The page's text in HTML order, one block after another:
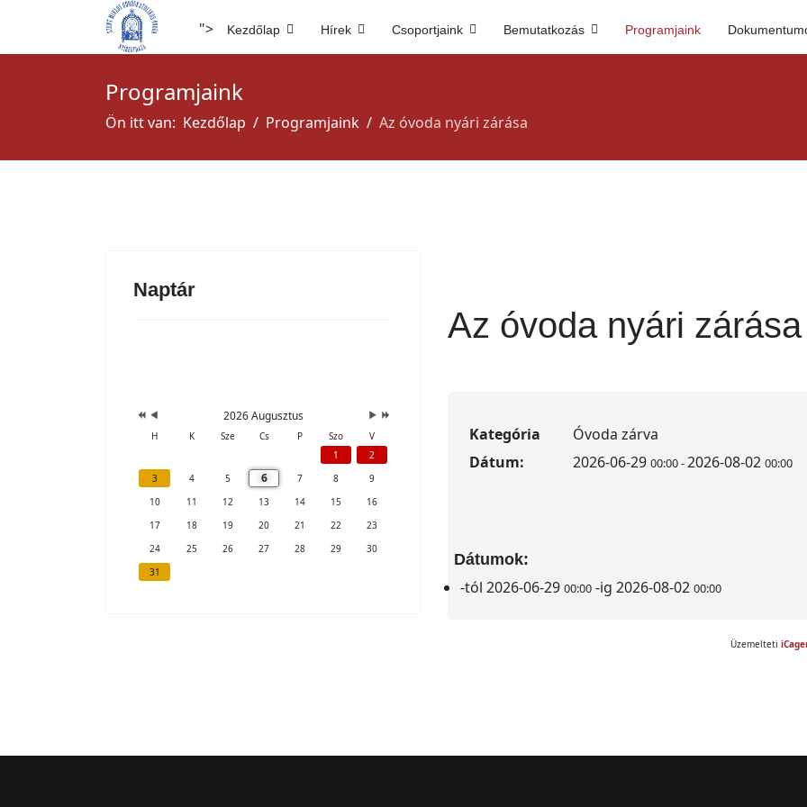
"> Kezdőlap Hírek Csoportjaink Bemutatkozás Programjaink
Programjaink
Ön itt van: Kezdőlap Programjaink Az óvoda nyári zárása
Naptár
év hónap
2026 Augusztus
H K Sze Cs P Szo
V
1
2
3
4 5 6 7 8
9
10
11 12 13 14 15
16
17
18 19 20 21 22
23
24
25 26 27 28 29
30
31
Az óvoda nyári zárása
Kategória
Óvoda zárva
Dátum:
2026-06-29 00:00-2026-08-02 00:00
Dátumok:
-tól 2026-06-29 00:00 -ig 2026-08-02 00:00
Üzemelteti